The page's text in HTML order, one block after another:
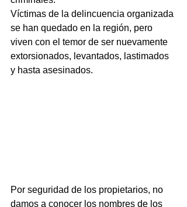
Víctimas de la delincuencia organizada
se han quedado en la región, pero
viven con el temor de ser nuevamente
extorsionados, levantados, lastimados
y hasta asesinados.
Por seguridad de los propietarios, no
damos a conocer los nombres de los